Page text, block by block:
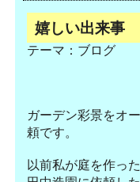
嬉しい出来事
テーマ： ブログ
ガーデン彩景をオ
頼です。
以前私が庭を作っ